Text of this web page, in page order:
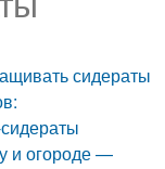
сидераты
и огороде —